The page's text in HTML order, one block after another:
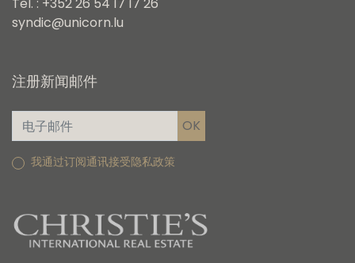
Tel. : +352 26 54 17 17 26
syndic@unicorn.lu
注册新闻邮件
我通过订阅通讯接受隐私政策